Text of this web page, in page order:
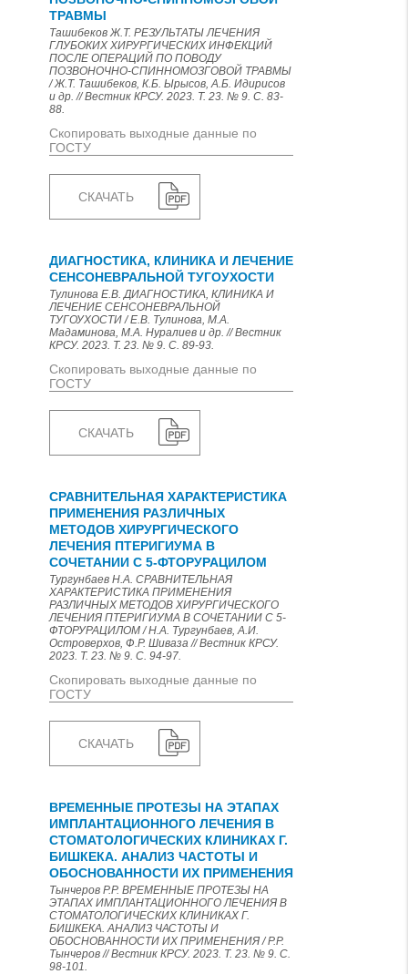
ТРАВМЫ
Ташибеков Ж.Т. РЕЗУЛЬТАТЫ ЛЕЧЕНИЯ
ГЛУБОКИХ ХИРУРГИЧЕСКИХ ИНФЕКЦИЙ
ПОСЛЕ ОПЕРАЦИЙ ПО ПОВОДУ
ПОЗВОНОЧНО-СПИННОМОЗГОВОЙ ТРАВМЫ
/ Ж.Т. Ташибеков, К.Б. Ырысов, А.Б. Идирисов
и др. // Вестник КРСУ. 2023. Т. 23. № 9. С. 83-
88.
Скопировать выходные данные по
ГОСТУ
СКАЧАТЬ
ДИАГНОСТИКА, КЛИНИКА И ЛЕЧЕНИЕ
СЕНСОНЕВРАЛЬНОЙ ТУГОУХОСТИ
Тулинова Е.В. ДИАГНОСТИКА, КЛИНИКА И
ЛЕЧЕНИЕ СЕНСОНЕВРАЛЬНОЙ
ТУГОУХОСТИ / Е.В. Тулинова, М.А.
Мадаминова, М.А. Нуралиев и др. // Вестник
КРСУ. 2023. Т. 23. № 9. С. 89-93.
Скопировать выходные данные по
ГОСТУ
СКАЧАТЬ
СРАВНИТЕЛЬНАЯ ХАРАКТЕРИСТИКА
ПРИМЕНЕНИЯ РАЗЛИЧНЫХ
МЕТОДОВ ХИРУРГИЧЕСКОГО
ЛЕЧЕНИЯ ПТЕРИГИУМА В
СОЧЕТАНИИ С 5-ФТОРУРАЦИЛОМ
Тургунбаев Н.А. СРАВНИТЕЛЬНАЯ
ХАРАКТЕРИСТИКА ПРИМЕНЕНИЯ
РАЗЛИЧНЫХ МЕТОДОВ ХИРУРГИЧЕСКОГО
ЛЕЧЕНИЯ ПТЕРИГИУМА В СОЧЕТАНИИ С 5-
ФТОРУРАЦИЛОМ / Н.А. Тургунбаев, А.И.
Островерхов, Ф.Р. Шиваза // Вестник КРСУ.
2023. Т. 23. № 9. С. 94-97.
Скопировать выходные данные по
ГОСТУ
СКАЧАТЬ
ВРЕМЕННЫЕ ПРОТЕЗЫ НА ЭТАПАХ
ИМПЛАНТАЦИОННОГО ЛЕЧЕНИЯ В
СТОМАТОЛОГИЧЕСКИХ КЛИНИКАХ Г.
БИШКЕКА. АНАЛИЗ ЧАСТОТЫ И
ОБОСНОВАННОСТИ ИХ ПРИМЕНЕНИЯ
Тынчеров Р.Р. ВРЕМЕННЫЕ ПРОТЕЗЫ НА
ЭТАПАХ ИМПЛАНТАЦИОННОГО ЛЕЧЕНИЯ В
СТОМАТОЛОГИЧЕСКИХ КЛИНИКАХ Г.
БИШКЕКА. АНАЛИЗ ЧАСТОТЫ И
ОБОСНОВАННОСТИ ИХ ПРИМЕНЕНИЯ / Р.Р.
Тынчеров // Вестник КРСУ. 2023. Т. 23. № 9. С.
98-101.